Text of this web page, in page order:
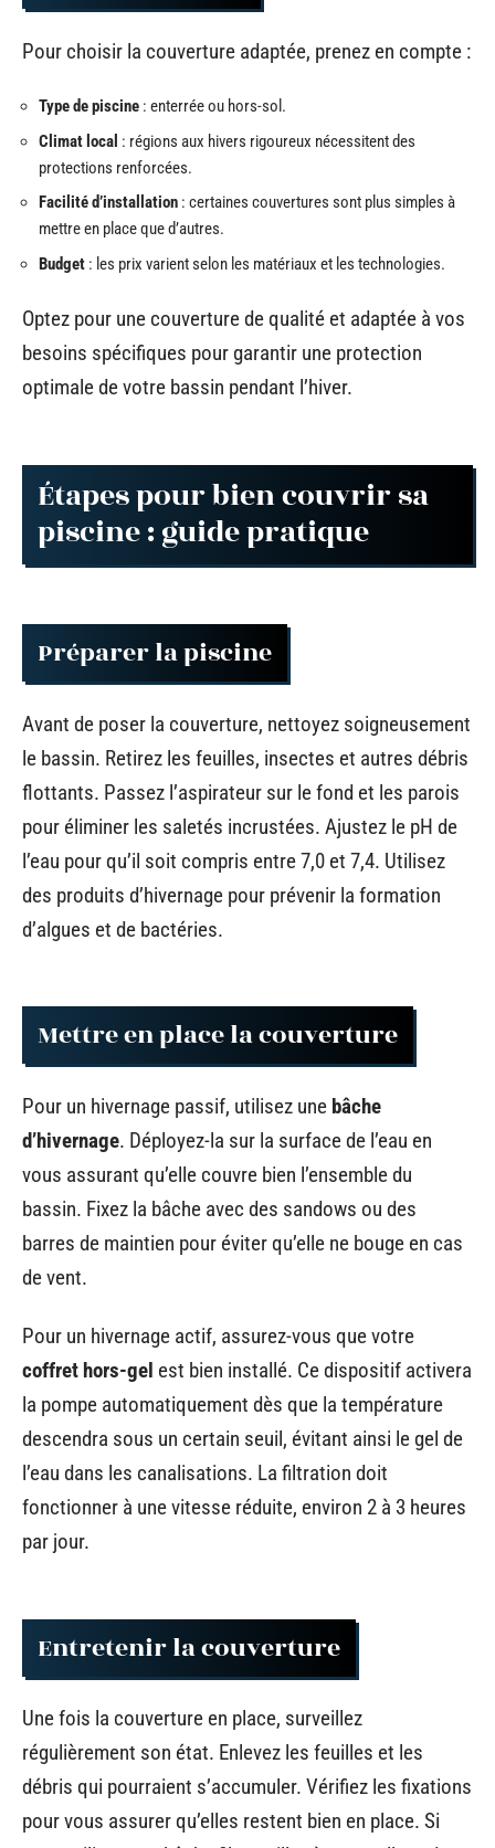
Pour choisir la couverture adaptée, prenez en compte :
Type de piscine : enterrée ou hors-sol.
Climat local : régions aux hivers rigoureux nécessitent des
protections renforcées.
Facilité d’installation : certaines couvertures sont plus simples à
mettre en place que d’autres.
Budget : les prix varient selon les matériaux et les technologies.
Optez pour une couverture de qualité et adaptée à vos
besoins spécifiques pour garantir une protection
optimale de votre bassin pendant l’hiver.
Étapes pour bien couvrir sa
piscine : guide pratique
Préparer la piscine
Avant de poser la couverture, nettoyez soigneusement
le bassin. Retirez les feuilles, insectes et autres débris
flottants. Passez l’aspirateur sur le fond et les parois
pour éliminer les saletés incrustées. Ajustez le pH de
l’eau pour qu’il soit compris entre 7,0 et 7,4. Utilisez
des produits d’hivernage pour prévenir la formation
d’algues et de bactéries.
Mettre en place la couverture
Pour un hivernage passif, utilisez une bâche
d’hivernage. Déployez-la sur la surface de l’eau en
vous assurant qu’elle couvre bien l’ensemble du
bassin. Fixez la bâche avec des sandows ou des
barres de maintien pour éviter qu’elle ne bouge en cas
de vent.
Pour un hivernage actif, assurez-vous que votre
coffret hors-gel est bien installé. Ce dispositif activera
la pompe automatiquement dès que la température
descendra sous un certain seuil, évitant ainsi le gel de
l’eau dans les canalisations. La filtration doit
fonctionner à une vitesse réduite, environ 2 à 3 heures
par jour.
Entretenir la couverture
Une fois la couverture en place, surveillez
régulièrement son état. Enlevez les feuilles et les
débris qui pourraient s’accumuler. Vérifiez les fixations
pour vous assurer qu’elles restent bien en place. Si